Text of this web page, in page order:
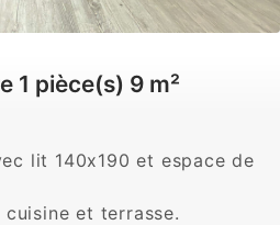
1 pièce(s) 9 m²
lit 140x190 et espace de
et terrasse.